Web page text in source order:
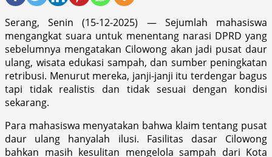
Serang, Senin (15-12-2025) — Sejumlah mahasiswa
mengangkat suara untuk menentang narasi DPRD yang
sebelumnya mengatakan Cilowong akan jadi pusat daur
ulang, wisata edukasi sampah, dan sumber peningkatan
retribusi. Menurut mereka, janji-janji itu terdengar bagus
tapi tidak realistis dan tidak sesuai dengan kondisi
sekarang.
Para mahasiswa menyatakan bahwa klaim tentang pusat
daur ulang hanyalah ilusi. Fasilitas dasar Cilowong
bahkan masih kesulitan mengelola sampah dari Kota